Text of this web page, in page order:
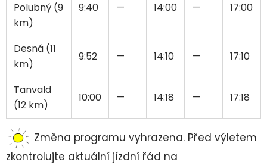
Polubný (9
km)
9:40 — 14:00 — 17:00
Desná (11
km)
9:52 — 14:10 — 17:10
Tanvald
(12 km)
10:00 — 14:18 — 17:18
Změna programu vyhrazena. Před výletem
zkontrolujte aktuální jízdní řád na